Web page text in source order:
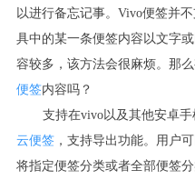
以进行备忘记事。 Vivo便签并
具中的某一条便签内容以文字
容较多，该方法会很麻烦。那
便签内容吗？
支持在vivo以及其他安卓
云便签，支持导出功能。用户
将指定便签分类或者全部便签